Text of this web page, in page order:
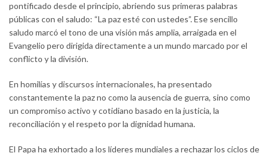
pontificado desde el principio, abriendo sus primeras palabras
públicas con el saludo: “La paz esté con ustedes”. Ese sencillo
saludo marcó el tono de una visión más amplia, arraigada en el
Evangelio pero dirigida directamente a un mundo marcado por el
conflicto y la división.
En homilías y discursos internacionales, ha presentado
constantemente la paz no como la ausencia de guerra, sino como
un compromiso activo y cotidiano basado en la justicia, la
reconciliación y el respeto por la dignidad humana.
El Papa ha exhortado a los líderes mundiales a rechazar los ciclos de